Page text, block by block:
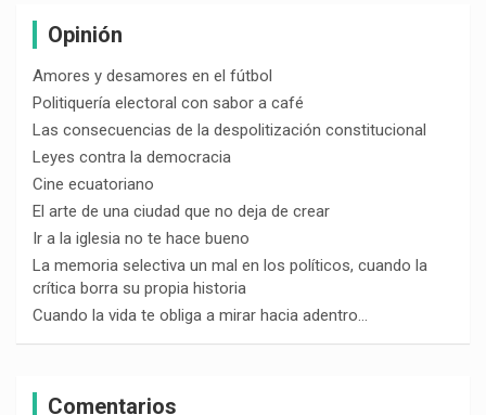
Opinión
Amores y desamores en el fútbol
Politiquería electoral con sabor a café
Las consecuencias de la despolitización constitucional
Leyes contra la democracia
Cine ecuatoriano
El arte de una ciudad que no deja de crear
Ir a la iglesia no te hace bueno
La memoria selectiva un mal en los políticos, cuando la
crítica borra su propia historia
Cuando la vida te obliga a mirar hacia adentro…
Comentarios